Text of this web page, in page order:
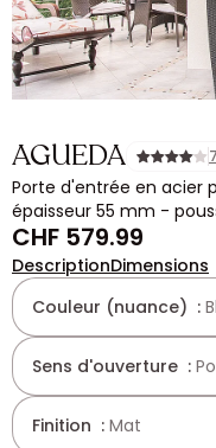
AGUEDA
Porte d'entrée en acier
épaisseur 55 mm -
CHF 579.99
DescriptionDimensions
Couleur (nuance) :
Sens d'ouverture :
Finition : Mat